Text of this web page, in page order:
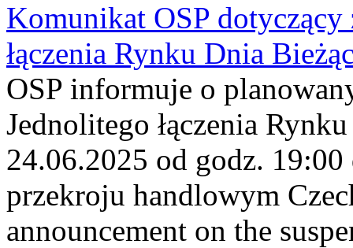
Komunikat OSP dotyczący
łączenia Rynku Dnia
OSP informuje o
Jednolitego łączenia
24.06.2025 od godz.
przekroju handlowym
announcement on the